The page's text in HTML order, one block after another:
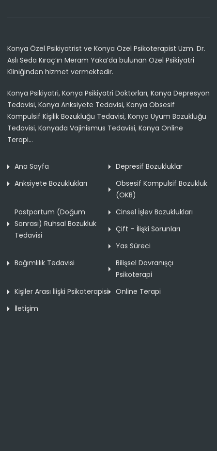
Konya Özel Psikiyatrist ve Konya Özel Psikoterapist Uzm. Dr.
Aslı Seda Kıraç’ın Meram Yaka’da bulunan Özel Psikiyatri
Kliniğinden hizmet vermektedir.
Konya Psikiyatri, Konya Psikiyatri Doktorları, Konya Depresyon
Tedavisi, Konya Anksiyete Tedavisi, Konya Obsesif
Kompulsif Kişilik Bozukluğu Tedavisi, Konya Uyum Bozukluğu
Tedavisi, Konyada Vajinismus Tedavisi, Konya Online
Terapi...
Ana Sayfa
Depresif Bozukluklar
Anksiyete Bozuklukları
Obsesif Kompulsif Bozukluk
(OKB)
Postpartum (Doğum
Sonrası) Ruhsal Bozukluk
Tedavisi
Cinsel İşlev Bozuklukları
Çift – İlişki Sorunları
Yas Süreci
Bağımlılık Tedavisi
Bilişsel Davranışçı
Psikoterapi
Kişiler Arası İlişki Psikoterapisi
Online Terapi
İletişim